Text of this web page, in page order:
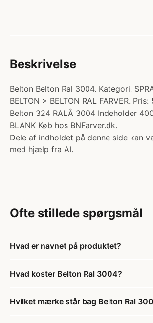
Beskrivelse
Belton Belton Ral 3004. Kategori:
BELTON > BELTON RAL FARVER.
Belton 324 RALÂ 3004 Indeholder
BLANK Køb hos BNFarver.dk.
Dele af indholdet på denne side kan
med hjælp fra AI.
Ofte stillede spørgsmål
Hvad er navnet på produktet?
Hvad koster Belton Ral 3004?
Hvilket mærke står bag Belton Ral